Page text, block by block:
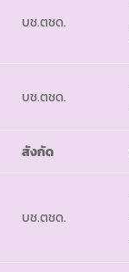
บช.ตชด.
บช.ตชด.
สังกัด
บช.ตชด.